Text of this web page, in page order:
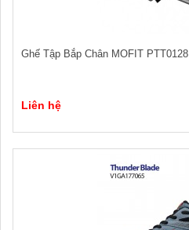
Ghế Tập Bắp Chân MOFIT PTT0128
Liên hệ